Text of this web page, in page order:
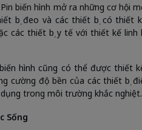
Pin biến hình mở ra những cơ hội
bị đeo và các thiết bị có thiết
các thiết bị y tế với thiết kế
hình cũng có thể được thiết
cường độ bền của các thiết bị
trong môi trường khắc nghiệt.
Sống